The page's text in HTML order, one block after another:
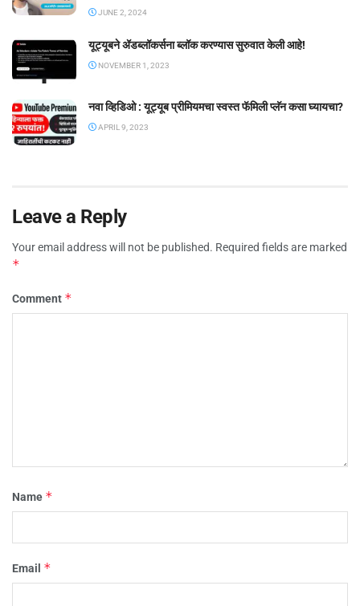
JUNE 2, 2024
यूट्यूबने ॲडब्लॉकर्सना ब्लॉक करण्यास सुरुवात केली आहे!
NOVEMBER 1, 2023
नवा व्हिडिओ : यूट्यूब प्रीमियमचा स्वस्त फॅमिली प्लॅन कसा घ्यायचा?
APRIL 9, 2023
Leave a Reply
Your email address will not be published. Required fields are marked
*
Comment *
Name *
Email *